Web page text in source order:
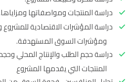
دراسة المنتجات ومواصفاتها
دراسة المؤشرات الاقتصادية
ومؤشرات السوق المستهدفة.
دراسة حجم الطلب والإنتاج المحلي
المنتجات التي يقدمها المشروع